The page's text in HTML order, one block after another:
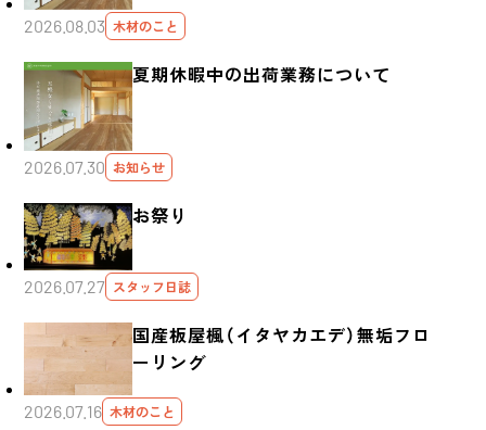
2026.08.03 木材のこと
夏期休暇中の出荷業務について
2026.07.30 お知らせ
お祭り
2026.07.27 スタッフ日誌
国産板屋楓（イタヤカエデ）無垢フロ
ーリング
2026.07.16 木材のこと